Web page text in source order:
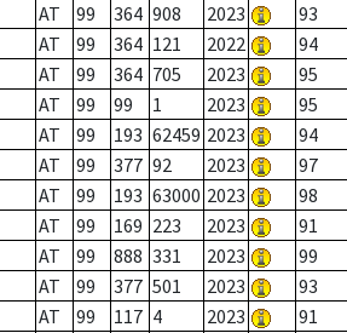
AT 99 364 908 2023 93
AT 99 364 121 2022 94
AT 99 364 705 2023 95
AT 99 99 1 2023 95
AT 99 193 62459 2023 94
AT 99 377 92 2023 97
AT 99 193 63000 2023 98
AT 99 169 223 2023 91
AT 99 888 331 2023 99
AT 99 377 501 2023 93
AT 99 117 4 2023 91